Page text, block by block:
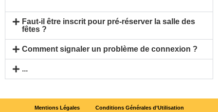
Faut-il être inscrit pour pré-réserver la salle des
fêtes ?
Comment signaler un problème de connexion ?
...
Mentions Légales Conditions Générales d’Utilisation